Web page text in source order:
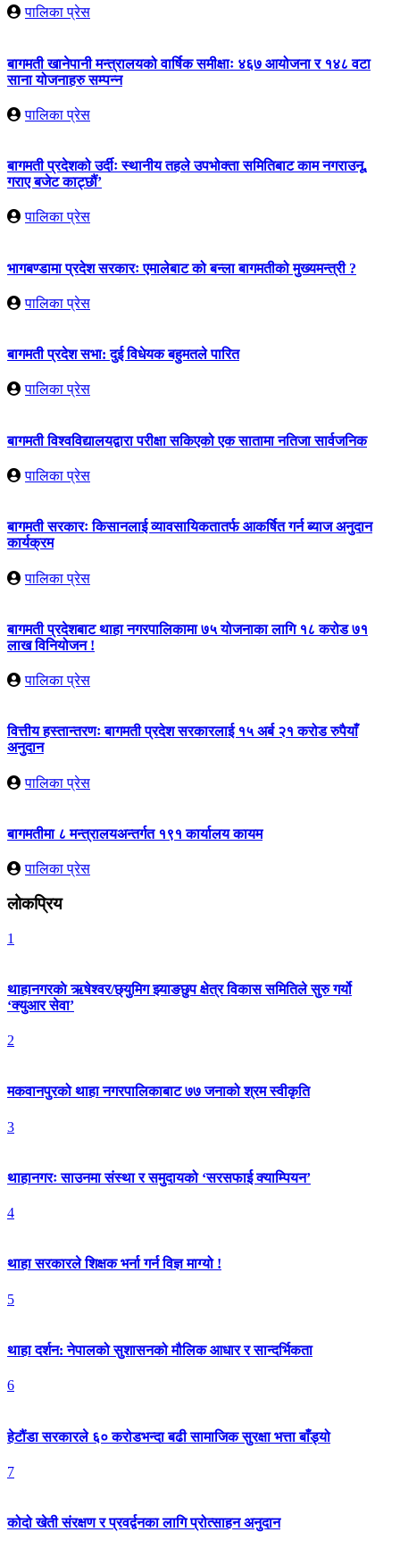
पालिका प्रेस
बागमती खानेपानी मन्त्रालयको वार्षिक समीक्षाः ४६७ आयोजना र १४८ वटा
साना योजनाहरु सम्पन्न
पालिका प्रेस
बागमती प्रदेशको उर्दीः स्थानीय तहले उपभोक्ता समितिबाट काम नगराउनू,
गराए बजेट काट्छौं’
पालिका प्रेस
भागबण्डामा प्रदेश सरकारः एमालेबाट को बन्ला बागमतीको मुख्यमन्त्री ?
पालिका प्रेस
बागमती प्रदेश सभा: दुई विधेयक बहुमतले पारित
पालिका प्रेस
बागमती विश्वविद्यालयद्वारा परीक्षा सकिएको एक सातामा नतिजा सार्वजनिक
पालिका प्रेस
बागमती सरकारः किसानलाई व्यावसायिकतातर्फ आकर्षित गर्न ब्याज अनुदान
कार्यक्रम
पालिका प्रेस
बागमती प्रदेशबाट थाहा नगरपालिकामा ७५ योजनाका लागि १८ करोड ७१
लाख विनियोजन !
पालिका प्रेस
वित्तीय हस्तान्तरणः बागमती प्रदेश सरकारलाई १५ अर्ब २१ करोड रुपैयाँ
अनुदान
पालिका प्रेस
बागमतीमा ८ मन्त्रालयअन्तर्गत १९१ कार्यालय कायम
पालिका प्रेस
लोकप्रिय
1
थाहानगरकाे ऋषेश्वर/छ्युमिग झ्याङछुप क्षेत्र विकास समितिले सुरु गर्यो
‘क्युआर सेवा’
2
मकवानपुरको थाहा नगरपालिकाबाट ७७ जनाको श्रम स्वीकृति
3
थाहानगरः साउनमा संस्था र समुदायको ‘सरसफाई क्याम्पियन’
4
थाहा सरकारले शिक्षक भर्ना गर्न विज्ञ माग्यो !
5
थाहा दर्शन: नेपालको सुशासनको मौलिक आधार र सान्दर्भिकता
6
हेटौंडा सरकारले ६० करोडभन्दा बढी सामाजिक सुरक्षा भत्ता बाँड्यो
7
कोदो खेती संरक्षण र प्रवर्द्वनका लागि प्रोत्साहन अनुदान